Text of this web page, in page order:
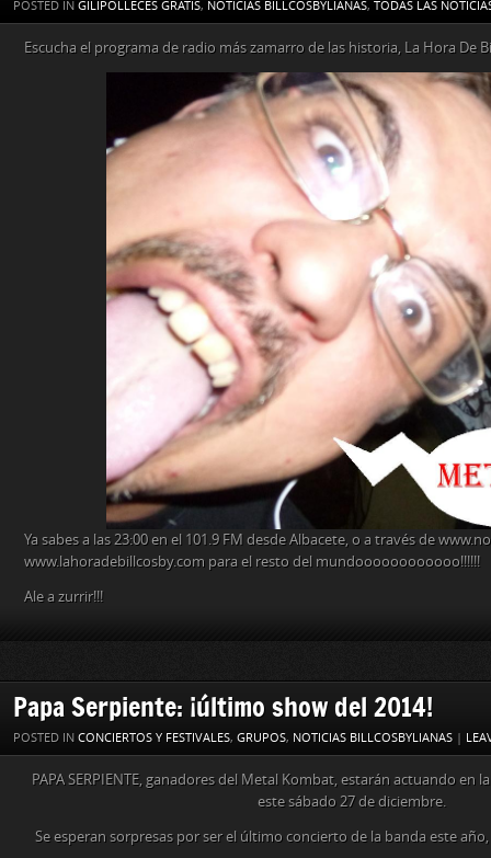
POSTED IN GILIPOLLECES GRATIS, NOTICIAS BILLCOSBYLIANAS, TODAS LAS
Escucha el programa de radio más zamarro de las historia, La Hora De
Ya sabes a las 23:00 en el 101.9 FM desde Albacete, o a través de
www.lahoradebillcosby.com para el resto del mundoooooooooooo!!!!!!
Ale a zurrir!!!
Papa Serpiente: ¡último show del 2014!
POSTED IN CONCIERTOS Y FESTIVALES, GRUPOS, NOTICIAS BILLCOSBYLIANAS |
PAPA SERPIENTE, ganadores del Metal Kombat, estarán actuando en
este sábado 27 de diciembre.
Se esperan sorpresas por ser el último concierto de la banda este